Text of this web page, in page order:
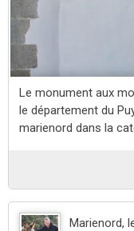
Le monument aux
le département du
marienord dans la
Marienord,